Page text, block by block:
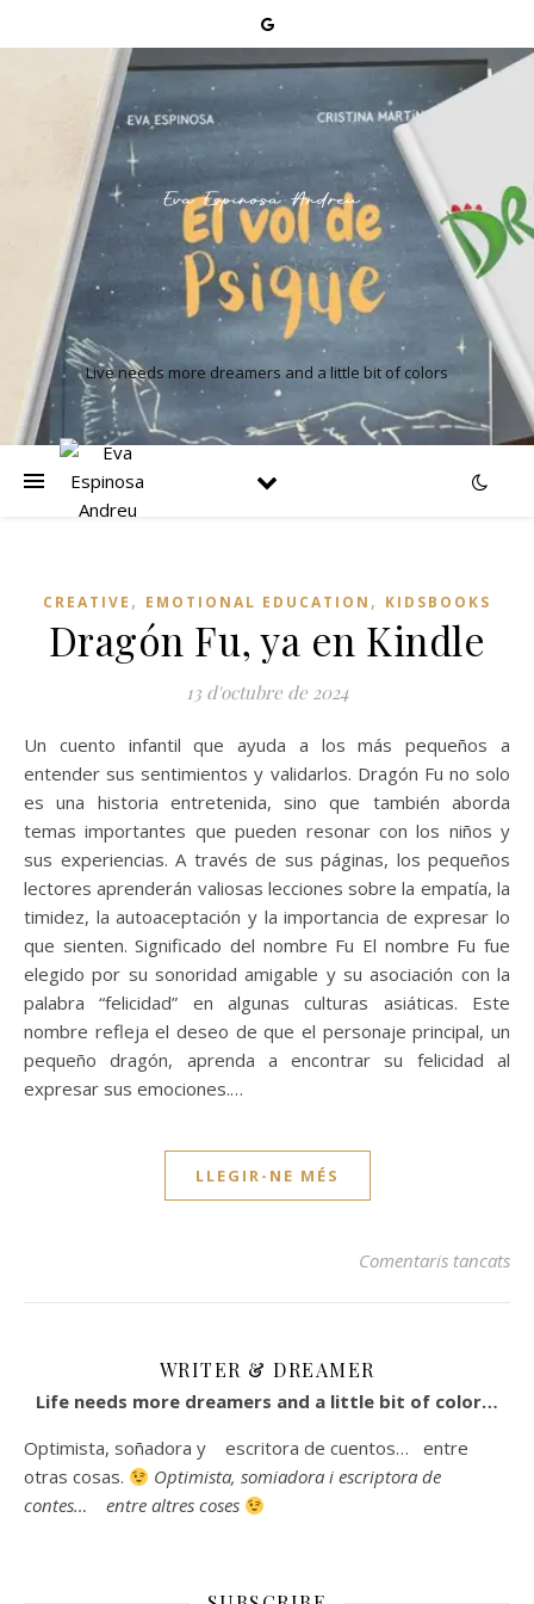
Live needs more dreamers and a little bit of colors
CREATIVE , EMOTIONAL EDUCATION , KIDSBOOKS
Dragón Fu, ya en Kindle
13 d'octubre de 2024
Un cuento infantil que ayuda a los más pequeños a
entender sus sentimientos y validarlos. Dragón Fu no solo
es una historia entretenida, sino que también aborda
temas importantes que pueden resonar con los niños y
sus experiencias. A través de sus páginas, los pequeños
lectores aprenderán valiosas lecciones sobre la empatía, la
timidez, la autoaceptación y la importancia de expresar lo
que sienten. Significado del nombre Fu El nombre Fu fue
elegido por su sonoridad amigable y su asociación con la
palabra “felicidad” en algunas culturas asiáticas. Este
nombre refleja el deseo de que el personaje principal, un
pequeño dragón, aprenda a encontrar su felicidad al
expresar sus emociones.…
LLEGIR-NE MÉS
Comentaris tancatsa
WRITER & DREAMER
Life needs more dreamers and a little bit of color…
Optimista, soñadora y escritora de cuentos… entre
otras cosas.
Optimista, somiadora i escriptora de
contes… entre altres coses